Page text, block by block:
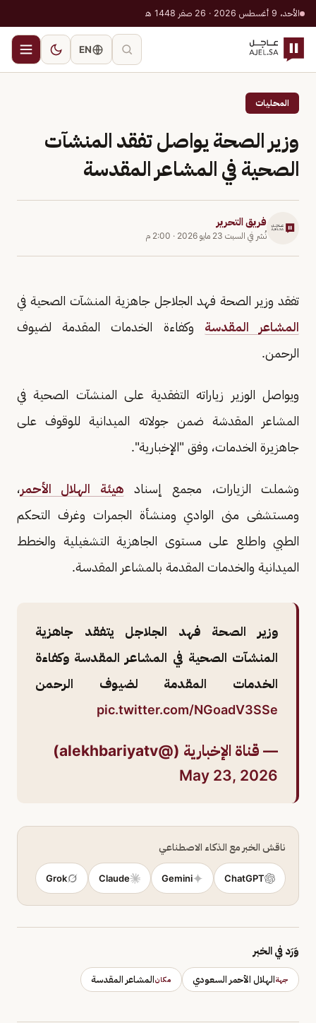
الأحد، 9 أغسطس 2026 · 26 صفر 1448 هـ
EN
المحليات
وزير الصحة يواصل تفقد المنشآت
الصحية في المشاعر المقدسة
فريق التحرير
نُشر في السبت 23 مايو 2026 · 2:00 م
تفقد وزير الصحة فهد الجلاجل جاهزية المنشآت الصحية في
المشاعر المقدسة وكفاءة الخدمات المقدمة لضيوف
الرحمن.
ويواصل الوزير زياراته التفقدية على المنشآت الصحية في
المشاعر المقدشة ضمن جولاته الميدانية للوقوف على
جاهزيرة الخدمات، وفق "الإخبارية".
وشملت الزيارات، مجمع إسناد هيئة الهلال الأحمر،
ومستشفى منى الوادي ومنشأة الجمرات وغرف التحكم
الطبي واطلع على مستوى الجاهزية التشغيلية والخطط
الميدانية والخدمات المقدمة بالمشاعر المقدسة.
وزير الصحة فهد الجلاجل يتفقد جاهزية
المنشآت الصحية في المشاعر المقدسة وكفاءة
الخدمات المقدمة لضيوف الرحمن
pic.twitter.com/NGoadV3SSe
— قناة الإخبارية (@alekhbariyatv)
May 23, 2026
ناقش الخبر مع الذكاء الاصطناعي
ChatGPT
Gemini
Claude
Grok
وَرَد في الخبر
جهةالهلال الأحمر السعودي مكانالمشاعر المقدسة